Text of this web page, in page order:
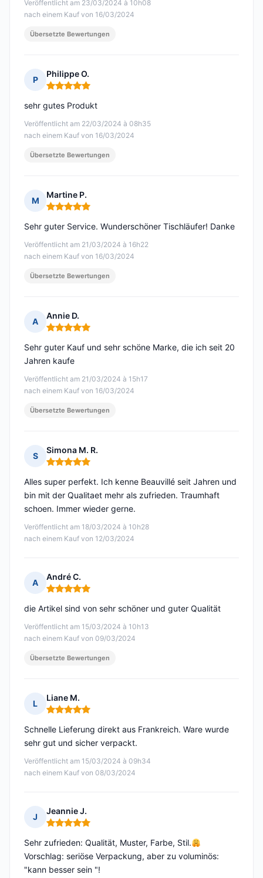
Veröffentlicht am 23/03/2024 à 10h08
nach einem Kauf von 16/03/2024
Übersetzte Bewertungen
P
Philippe O.
Hinweis: 5 von 5
Veröffentlicht am 22/03/2024 à 08h35
nach einem Kauf von 16/03/2024
sehr gutes Produkt
Übersetzte Bewertungen
M
Martine P.
Hinweis: 5 von 5
Veröffentlicht am 21/03/2024 à 16h22
nach einem Kauf von 16/03/2024
Sehr guter Service. Wunderschöner Tischläufer! Danke
Übersetzte Bewertungen
A
Annie D.
Hinweis: 5 von 5
Veröffentlicht am 21/03/2024 à 15h17
nach einem Kauf von 16/03/2024
Sehr guter Kauf und sehr schöne Marke, die ich seit 20
Jahren kaufe
Übersetzte Bewertungen
S
Simona M. R.
Hinweis: 5 von 5
Veröffentlicht am 18/03/2024 à 10h28
nach einem Kauf von 12/03/2024
Alles super perfekt. Ich kenne Beauvillé seit Jahren und
bin mit der Qualitaet mehr als zufrieden. Traumhaft
schoen. Immer wieder gerne.
A
André C.
Hinweis: 5 von 5
Veröffentlicht am 15/03/2024 à 10h13
nach einem Kauf von 09/03/2024
die Artikel sind von sehr schöner und guter Qualität
Übersetzte Bewertungen
L
Liane M.
Hinweis: 5 von 5
Veröffentlicht am 15/03/2024 à 09h34
nach einem Kauf von 08/03/2024
Schnelle Lieferung direkt aus Frankreich. Ware wurde
sehr gut und sicher verpackt.
J
Jeannie J.
Hinweis: 5 von 5
Sehr zufrieden: Qualität, Muster, Farbe, Stil.
Vorschlag: seriöse Verpackung, aber zu voluminös:
"kann besser sein "!